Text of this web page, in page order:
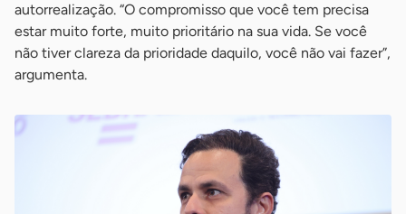
autorrealização. “O compromisso que você tem precisa
estar muito forte, muito prioritário na sua vida. Se você
não tiver clareza da prioridade daquilo, você não vai fazer”,
argumenta.